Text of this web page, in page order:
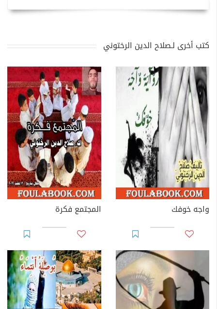
كتب أخرى لـصلاح الدين الرختوني
واجه خوفك المجتمع فكرة